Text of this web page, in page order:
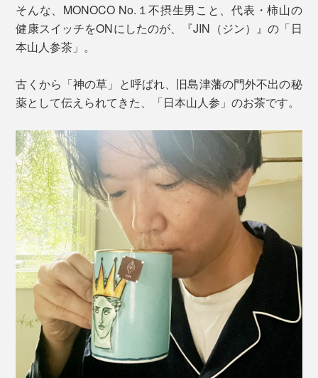
そんな、MONOCO No.１不摂生男こと、代表・柿山の
健康スイッチをONにしたのが、『JIN（ジン）』の「日
本山人参茶」。
古くから「神の草」と呼ばれ、旧島津藩の門外不出の秘
薬として伝えられてきた、「日本山人参」のお茶です。